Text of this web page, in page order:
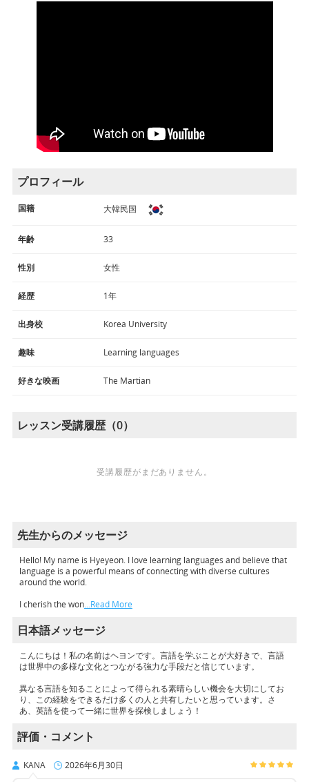
プロフィール
国籍 大韓民国
年齢 33
性別 女性
経歴 1年
出身校 Korea University
趣味 Learning languages
好きな映画 The Martian
レッスン受講履歴（0）
受講履歴がまだありません。
先生からのメッセージ
Hello! My name is Hyeyeon. I love learning languages and believe that
language is a powerful means of connecting with diverse cultures
around the world.
I cherish the won…Read More
日本語メッセージ
こんにちは！私の名前はヘヨンです。言語を学ぶことが大好きで、言語
は世界中の多様な文化とつながる強力な手段だと信じています。
異なる言語を知ることによって得られる素晴らしい機会を大切にしてお
り、この経験をできるだけ多くの人と共有したいと思っています。さ
あ、英語を使って一緒に世界を探検しましょう！
評価・コメント
KANA 2026年6月30日